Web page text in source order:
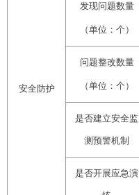
安全防护
发现问题数量
（单位：个）
问题整改数量
（单位：个）
是否建立安全监
测预警机制
是否开展应急演